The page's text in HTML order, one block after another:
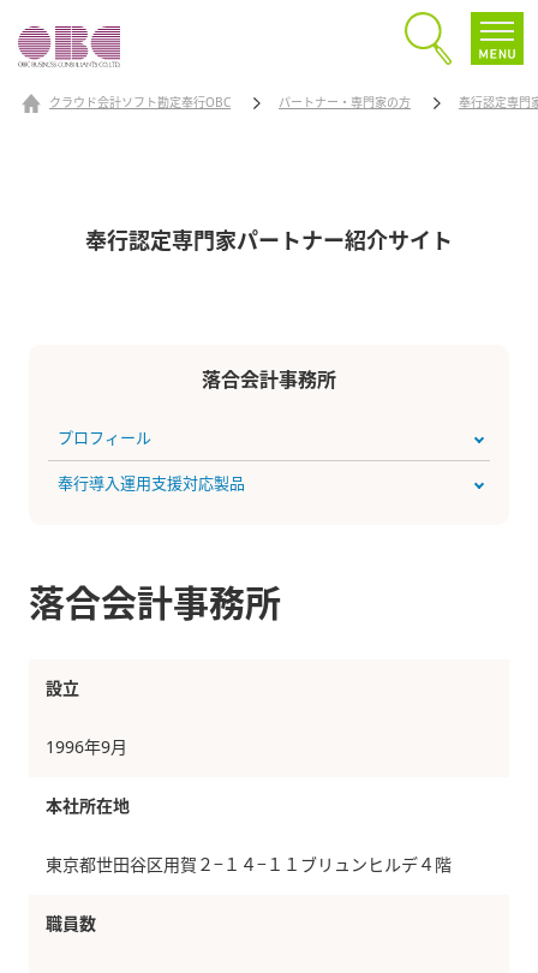
クラウド会計ソフト勘定奉行OBC パートナー・専門家の方 奉行認定専門
奉行認定専門家パートナー紹介サイト
落合会計事務所
プロフィール
奉行導入運用支援対応製品
落合会計事務所
設立
1996年9月
本社所在地
東京都世田谷区用賀２−１４−１１ブリュンヒルデ４階
職員数